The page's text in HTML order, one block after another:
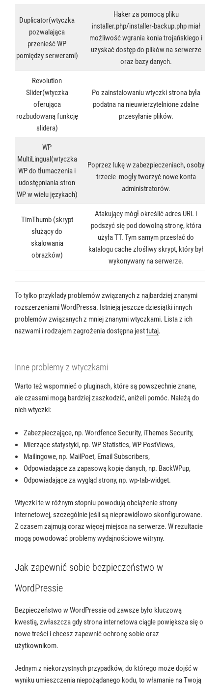
Duplicator(wtyczka
pozwalająca
przenieść WP
pomiędzy serwerami)
Haker za pomocą pliku
installer.php/installer-backup.php miał
możliwość wgrania konia trojańskiego i
uzyskać dostęp do plików na serwerze
oraz bazy danych.
Revolution
Slider(wtyczka
oferująca
rozbudowaną funkcję
slidera)
Po zainstalowaniu wtyczki strona była
podatna na nieuwierzytelnione zdalne
przesyłanie plików.
WP
MultiLingual(wtyczka
WP do tłumaczenia i
udostępniania stron
WP w wielu językach)
Poprzez lukę w zabezpieczeniach, osoby
trzecie mogły tworzyć nowe konta
administratorów.
TimThumb (skrypt
służący do
skalowania
obrazków)
Atakujący mógł określić adres URL i
podszyć się pod dowolną stronę, która
użyła TT. Tym samym przesłać do
katalogu cache złośliwy skrypt, który był
wykonywany na serwerze.
To tylko przykłady problemów związanych z najbardziej znanymi
rozszerzeniami WordPressa. Istnieją jeszcze dziesiątki innych
problemów związanych z mniej znanymi wtyczkami. Lista z ich
nazwami i rodzajem zagrożenia dostępna jesttutaj.
Inne problemy z wtyczkami
Warto też wspomnieć o pluginach, które są powszechnie znane,
ale czasami mogą bardziej zaszkodzić, aniżeli pomóc. Należą do
nich wtyczki:
Zabezpieczające, np. Wordfence Security, iThemes Security,
Mierzące statystyki, np. WP Statistics, WP PostViews,
Mailingowe, np. MailPoet, Email Subscribers,
Odpowiadające za zapasową kopię danych, np. BackWPup,
Odpowiadające za wygląd strony, np. wp-tab-widget.
Wtyczki te w różnym stopniu powodują obciążenie strony
internetowej, szczególnie jeśli są nieprawidłowo skonfigurowane.
Z czasem zajmują coraz więcej miejsca na serwerze. W rezultacie
mogą powodować problemy wydajnościowe witryny.
Jak zapewnić sobie bezpieczeństwo w
WordPressie
Bezpieczeństwo w WordPressie od zawsze było kluczową
kwestią, zwłaszcza gdy strona internetowa ciągle powiększa się o
nowe treści i chcesz zapewnić ochronę sobie oraz
użytkownikom.
Jednym z niekorzystnych przypadków, do którego może dojść w
wyniku umieszczenia niepożądanego kodu, to włamanie na Twoją